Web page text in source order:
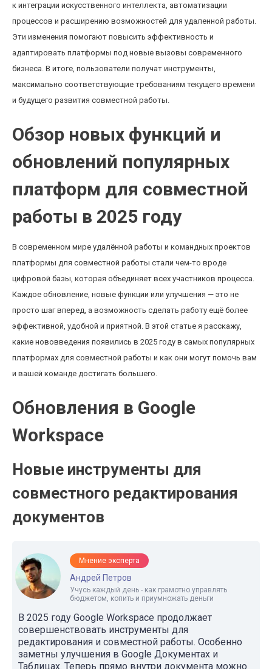
к интеграции искусственного интеллекта, автоматизации
процессов и расширению возможностей для удаленной работы.
Эти изменения помогают повысить эффективность и
адаптировать платформы под новые вызовы современного
бизнеса. В итоге, пользователи получат инструменты,
максимально соответствующие требованиям текущего времени
и будущего развития совместной работы.
Обзор новых функций и
обновлений популярных
платформ для совместной
работы в 2025 году
В современном мире удалённой работы и командных проектов
платформы для совместной работы стали чем-то вроде
цифровой базы, которая объединяет всех участников процесса.
Каждое обновление, новые функции или улучшения — это не
просто шаг вперед, а возможность сделать работу ещё более
эффективной, удобной и приятной. В этой статье я расскажу,
какие нововведения появились в 2025 году в самых популярных
платформах для совместной работы и как они могут помочь вам
и вашей команде достигать большего.
Обновления в Google
Workspace
Новые инструменты для
совместного редактирования
документов
Мнение эксперта
Андрей Петров
Учусь каждый день - как грамотно управлять
бюджетом, копить и приумножать деньги
В 2025 году Google Workspace продолжает
совершенствовать инструменты для
редактирования и совместной работы. Особенно
заметны улучшения в Google Документах и
Таблицах. Теперь прямо внутри документа можно